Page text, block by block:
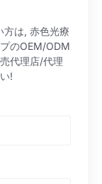
方は, 赤色光療
のOEM/ODM
代理店/代理
!